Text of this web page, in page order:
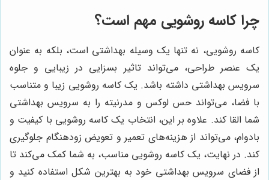
چرا کاسه روشویی مهم است؟
کاسه روشویی، نه تنها یک وسیله بهداشتی است، بلکه به عنوان
یک عنصر طراحی، می‌تواند تاثیر بسزایی در زیبایی و جلوه
سرویس بهداشتی داشته باشد. یک کاسه روشویی زیبا و متناسب
با فضا، می‌تواند حس لوکس و مدرنیته را به سرویس بهداشتی
شما القا کند. علاوه بر این، انتخاب یک کاسه روشویی با کیفیت و
بادوام، می‌تواند از هزینه‌های تعمیر و تعویض زودهنگام جلوگیری
کند. در نهایت، یک کاسه روشویی مناسب، به شما کمک می‌کند تا
از فضای سرویس بهداشتی خود به بهترین شکل استفاده کنید و